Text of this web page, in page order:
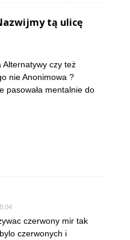
tą ulicę
Alternatywy czy też
nie Anonimowa ?
pasowała mentalnie do
czerwony mir tak
czerwonych i